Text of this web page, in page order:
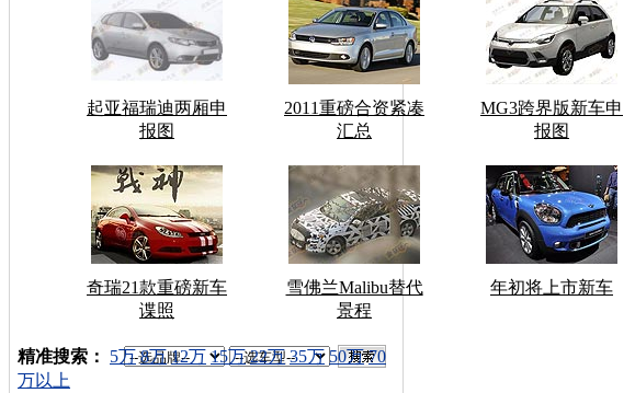
起亚福瑞迪两厢申
报图
2011重磅合资紧凑
汇总
MG3跨界版新车申
报图
奇瑞21款重磅新车
谍照
雪佛兰Malibu替代
景程
年初将上市新车
车型搜索：
精准搜索： 5万 8万 12万 15万 22万 35万 50万 70
万以上